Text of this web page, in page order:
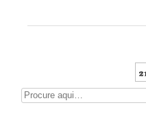
Digite aqui